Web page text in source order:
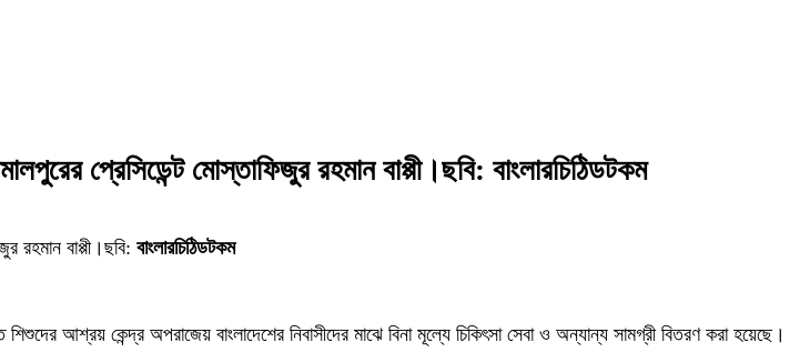
প্রেসিডেন্ট মোস্তাফিজুর রহমান বাপ্পী।ছবি: বাংলারচিঠিডটকম
রহমান বাপ্পী।ছবি: বাংলারচিঠিডটকম
আশ্রয় কেন্দ্র অপরাজেয় বাংলাদেশের নিবাসীদের মাঝে বিনা মূল্যে চিকিৎসা সেবা ও অন্যান্য সামগ্রী বিতরণ করা হয়েছে।